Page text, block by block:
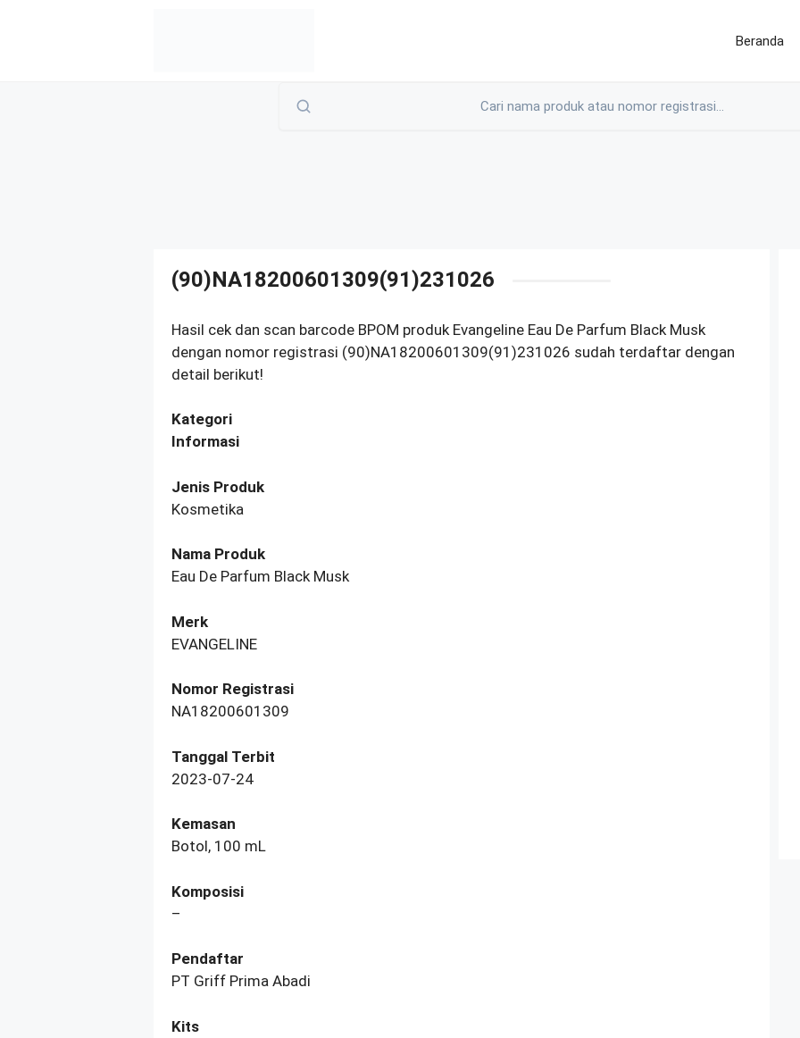
Beranda
(90)NA18200601309(91)231026
Hasil cek dan scan barcode BPOM produk Evangeline Eau De Parfum Black Musk
dengan nomor registrasi (90)NA18200601309(91)231026 sudah terdaftar dengan
detail berikut!
Kategori
Informasi
Jenis Produk
Kosmetika
Nama Produk
Eau De Parfum Black Musk
Merk
EVANGELINE
Nomor Registrasi
NA18200601309
Tanggal Terbit
2023-07-24
Kemasan
Botol, 100 mL
Komposisi
–
Pendaftar
PT Griff Prima Abadi
Kits